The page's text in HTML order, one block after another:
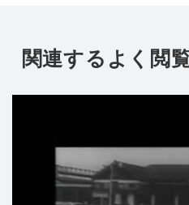
関連するよく閲